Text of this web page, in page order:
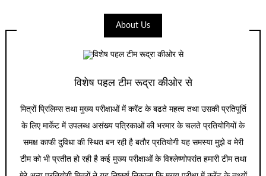
About Us
विशेष पहल टीम रूद्रा कीओर से
मित्रों प्रिलिम्स तथा मुख्य परीक्षाओं में करेंट के बढते महत्व तथा उसकी प्रतिपूर्ति
के लिए मार्केट में उपलब्ध असंख्य पत्रिकाओं की भरमार के चलते प्रतियोगियों के
समक्ष काफी दुविधा की स्थित बन रही है बतौर प्रतियोगी यह समस्या मुझे व मेरी
टीम को भी प्रतीत हो रही है कई मुख्य परीक्षाओं के विश्लेष्णोपरांत हमारी टीम तथा